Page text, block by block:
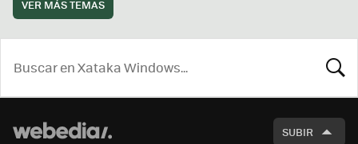
VER MÁS TEMAS
SUBIR